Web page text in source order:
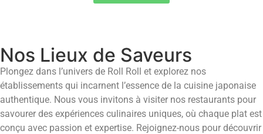
Nos Lieux de Saveurs
Plongez dans l’univers de Roll Roll et explorez nos
établissements qui incarnent l’essence de la cuisine japonaise
authentique. Nous vous invitons à visiter nos restaurants pour
savourer des expériences culinaires uniques, où chaque plat est
conçu avec passion et expertise. Rejoignez-nous pour découvrir